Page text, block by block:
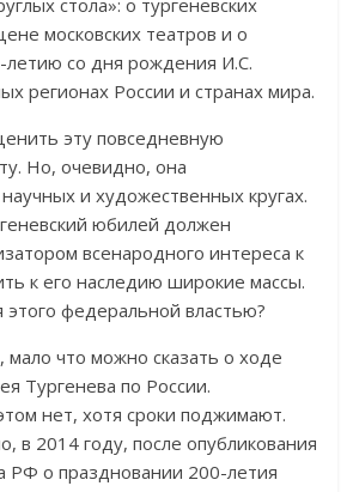
стола»: о тургеневских
московских театров и о
летию со дня рождения И.С.
регионах России и странах мира.
эту повседневную
Но, очевидно, она
и художественных кругах.
юбилей должен
всенародного интереса к
к его наследию широкие массы.
этого федеральной властью?
мало что можно сказать о ходе
Тургенева по России.
нет, хотя сроки поджимают.
в 2014 году, после опубликования
РФ о праздновании 200-летия